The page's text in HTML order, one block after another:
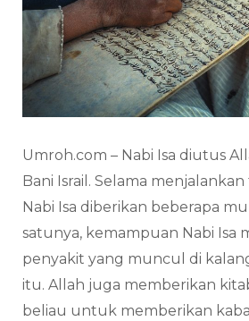
Umroh.com – Nabi Isa diutus
Bani Israil. Selama
Nabi Isa diberikan beberapa
satunya, kemampuan Nabi Isa
penyakit yang muncul di
itu. Allah juga memberikan
beliau untuk memberikan